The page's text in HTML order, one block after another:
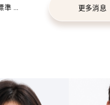
建 更多消息